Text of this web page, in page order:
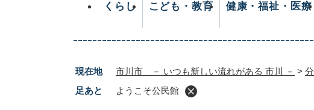
くらし こども・教育 健康・福祉・医療
現在地 市川市 － いつも新しい流れがある 市川 － >
足あと
ようこそ公民館